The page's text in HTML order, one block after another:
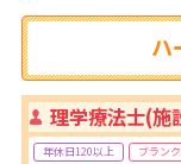
ハ
理学療法士(施
年休日120以上 ブラン